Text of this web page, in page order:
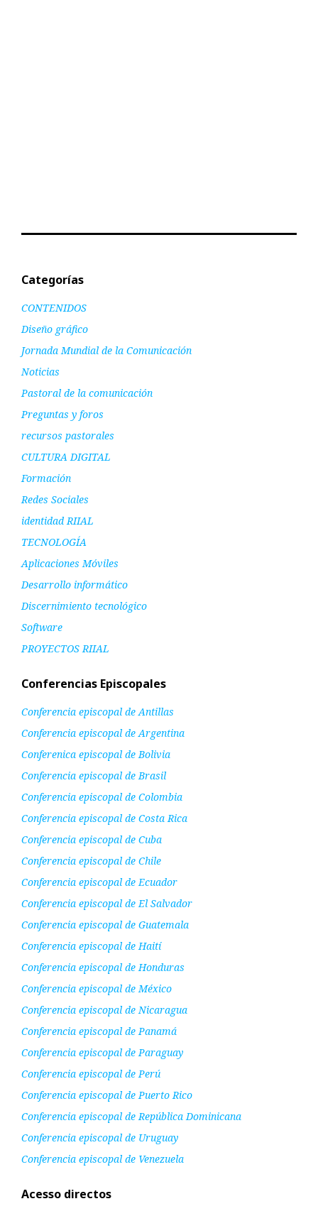
Categorías
CONTENIDOS
Diseño gráfico
Jornada Mundial de la Comunicación
Noticias
Pastoral de la comunicación
Preguntas y foros
recursos pastorales
CULTURA DIGITAL
Formación
Redes Sociales
identidad RIIAL
TECNOLOGÍA
Aplicaciones Móviles
Desarrollo informático
Discernimiento tecnológico
Software
PROYECTOS RIIAL
Conferencias Episcopales
Conferencia episcopal de Antillas
Conferencia episcopal de Argentina
Conferenica episcopal de Bolivia
Conferencia episcopal de Brasil
Conferencia episcopal de Colombia
Conferencia episcopal de Costa Rica
Conferencia episcopal de Cuba
Conferencia episcopal de Chile
Conferencia episcopal de Ecuador
Conferencia episcopal de El Salvador
Conferencia episcopal de Guatemala
Conferencia episcopal de Haití
Conferencia episcopal de Honduras
Conferencia episcopal de México
Conferencia episcopal de Nicaragua
Conferencia episcopal de Panamá
Conferencia episcopal de Paraguay
Conferencia episcopal de Perú
Conferencia episcopal de Puerto Rico
Conferencia episcopal de República Dominicana
Conferencia episcopal de Uruguay
Conferencia episcopal de Venezuela
Acesso directos